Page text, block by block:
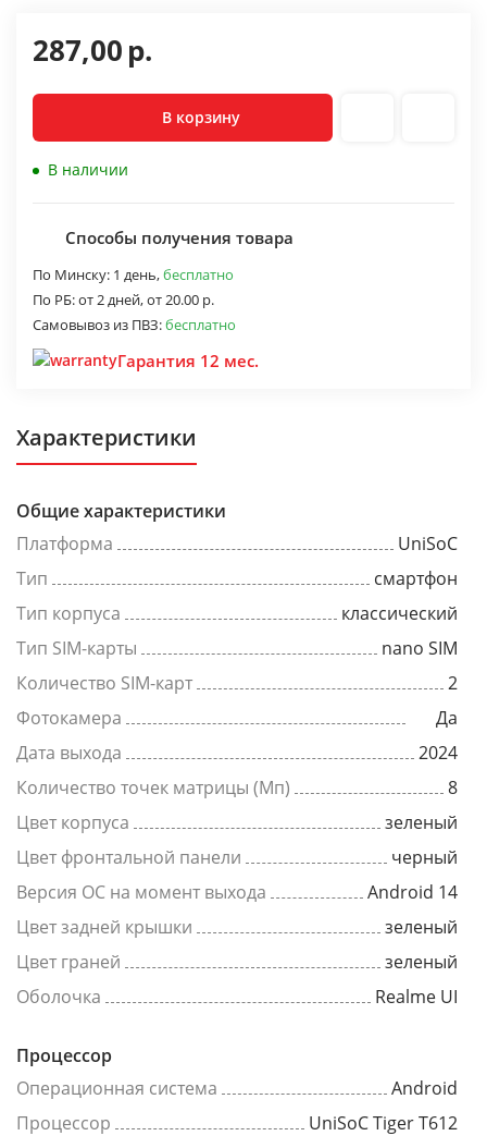
287,00р.
В корзину
В наличии
Способы получения товара
По Минску: 1 день,бесплатно
По РБ:от 2 дней,от 20.00 р.
Самовывоз из ПВЗ:бесплатно
Гарантия 12 мес.
Характеристики
Общие характеристики
Платформа
UniSoC
Тип
смартфон
Тип корпуса
классический
Тип SIM-карты
nano SIM
Количество SIM-карт
2
Фотокамера
Да
Дата выхода
2024
Количество точек матрицы (Мп)
8
Цвет корпуса
зеленый
Цвет фронтальной панели
черный
Версия ОС на момент выхода
Android 14
Цвет задней крышки
зеленый
Цвет граней
зеленый
Оболочка
Realme UI
Процессор
Операционная система
Android
Процессор
UniSoC Tiger T612